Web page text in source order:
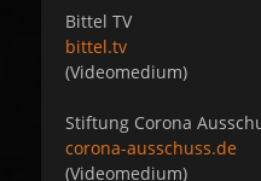
Bittel TV
bittel.tv
(Videomedium)
Stiftung Corona
corona-ausschuss.de
(Videomedium)